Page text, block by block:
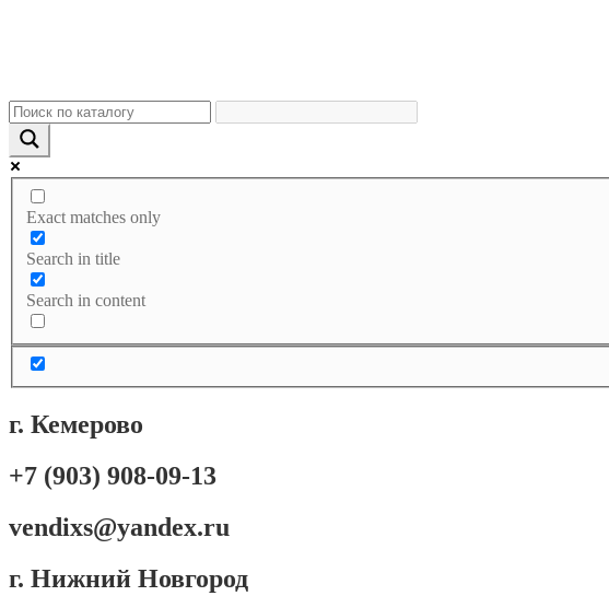
Exact matches only
Search in title
Search in content
г. Кемерово
+7 (903) 908-09-13
vendixs@yandex.ru
г. Нижний Новгород